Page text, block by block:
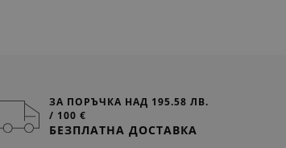
ЗА ПОРЪЧКА НАД 195.58 ЛВ.
/ 100 €
БЕЗПЛАТНА ДОСТАВКА